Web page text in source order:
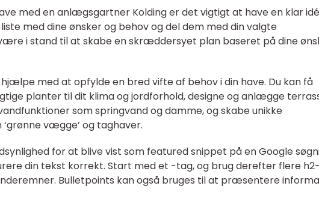
med en anlægsgartner Kolding er det vigtigt at have en klar
liste med dine ønsker og behov og del dem med din valgte
i stand til at skabe en skræddersyet plan baseret på dine
med at opfylde en bred vifte af behov i din have. Du kan få
planter til dit klima og jordforhold, designe og anlægge
som springvand og damme, og skabe unikke
vægge’ og taghaver.
for at blive vist som featured snippet på en Google
din tekst korrekt. Start med et -tag, og brug derefter flere
Bulletpoints kan også bruges til at præsentere